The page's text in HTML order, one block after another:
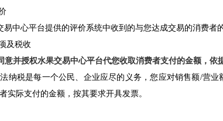
易中心平台提供的评价系统中收到的与您达成交易的消费者
及税收
意并授权水果交易中心平台代您收取消费者支付的金额，
纳税是每一个公民、企业应尽的义务，您应对销售额/营
实际支付的金额，按其要求开具发票。